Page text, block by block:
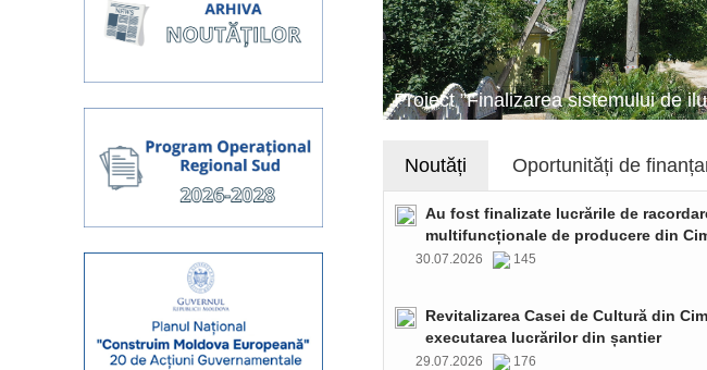
Proiect ”Finalizarea sistemului de
Noutăți Oportunități de
Au fost finalizate lucrările de
multifuncționale de producere din
30.07.2026 145
Revitalizarea Casei de Cultură din
executarea lucrărilor din șantier
29.07.2026 176